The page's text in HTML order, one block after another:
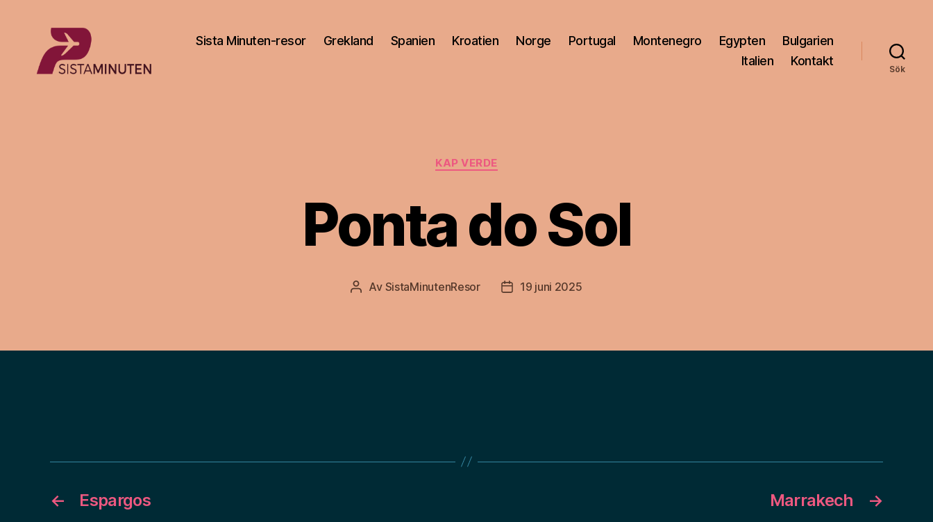
Sista Minuten-resor Grekland Spanien Kroatien Norge Portugal Montenegro Egypten
Bulgarien
Italien
Kontakt
Sök
Kategorier
KAP VERDE
Ponta do Sol
Inläggsförfattare
Av SistaMinutenResor Inläggsdatum
19 juni 2025
← Espargos →
Marrakech